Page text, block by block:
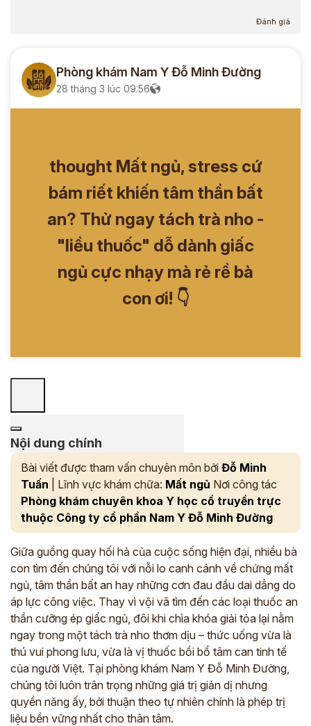
Đánh giá
Phòng khám Nam Y Đỗ Minh Đường
28 tháng 3 lúc 09:56
thought Mất ngủ, stress cứ
bám riết khiến tâm thần bất
an? Thử ngay tách trà nho -
"liều thuốc" dỗ dành giấc
ngủ cực nhạy mà rẻ rề bà
con ơi! 👇
Nội dung chính
Bài viết được tham vấn chuyên môn bởi Đỗ Minh
Tuấn | Lĩnh vực khám chữa: Mất ngủ Nơi công tác
Phòng khám chuyên khoa Y học cổ truyền trực
thuộc Công ty cổ phần Nam Y Đỗ Minh Đường
Giữa guồng quay hối hả của cuộc sống hiện đại, nhiều bà
con tìm đến chúng tôi với nỗi lo canh cánh về chứng mất
ngủ, tâm thần bất an hay những cơn đau đầu dai dẳng do
áp lực công việc. Thay vì vội vã tìm đến các loại thuốc an
thần cưỡng ép giấc ngủ, đôi khi chìa khóa giải tỏa lại nằm
ngay trong một tách trà nho thơm dịu – thức uống vừa là
thú vui phong lưu, vừa là vị thuốc bồi bổ tâm can tinh tế
của người Việt. Tại phòng khám Nam Y Đỗ Minh Đường,
chúng tôi luôn trân trọng những giá trị giản dị nhưng
quyền năng ấy, bởi thuận theo tự nhiên chính là phép trị
liệu bền vững nhất cho thân tâm.